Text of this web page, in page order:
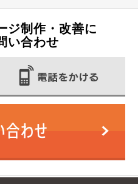
ジ制作・改善に
い合わせ